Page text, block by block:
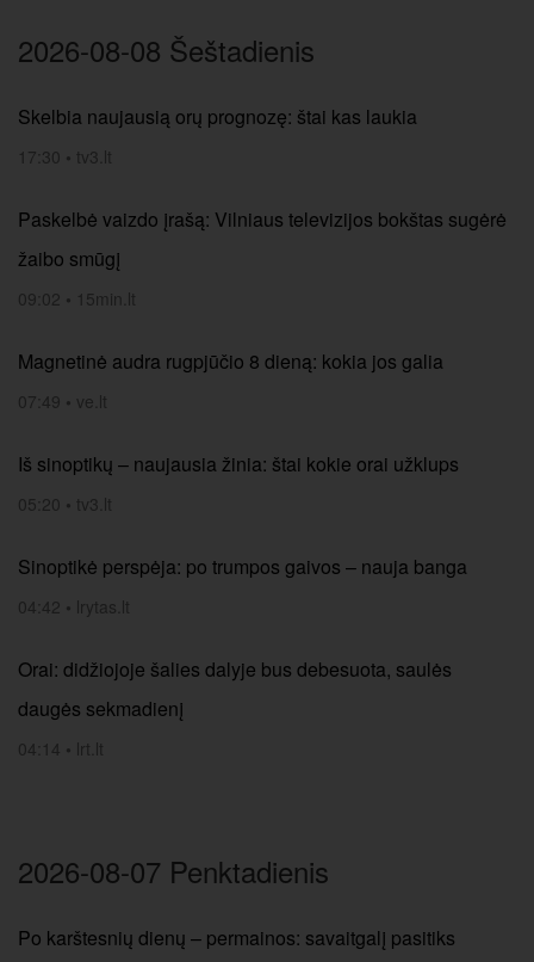
2026-08-08 Šeštadienis
Skelbia naujausią orų prognozę: štai kas laukia
17:30 • tv3.lt
Paskelbė vaizdo įrašą: Vilniaus televizijos bokštas sugėrė
žaibo smūgį
09:02 • 15min.lt
Magnetinė audra rugpjūčio 8 dieną: kokia jos galia
07:49 • ve.lt
Iš sinoptikų – naujausia žinia: štai kokie orai užklups
05:20 • tv3.lt
Sinoptikė perspėja: po trumpos gaivos – nauja banga
04:42 • lrytas.lt
Orai: didžiojoje šalies dalyje bus debesuota, saulės
daugės sekmadienį
04:14 • lrt.lt
2026-08-07 Penktadienis
Po karštesnių dienų – permainos: savaitgalį pasitiks